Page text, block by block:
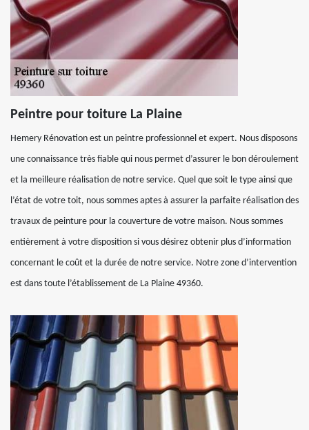
Peintre pour toiture La Plaine
Hemery Rénovation est un peintre professionnel et expert. Nous disposons
une connaissance très fiable qui nous permet d’assurer le bon déroulement
et la meilleure réalisation de notre service. Quel que soit le type ainsi que
l’état de votre toit, nous sommes aptes à assurer la parfaite réalisation des
travaux de peinture pour la couverture de votre maison. Nous sommes
entièrement à votre disposition si vous désirez obtenir plus d’information
concernant le coût et la durée de notre service. Notre zone d’intervention
est dans toute l’établissement de La Plaine 49360.